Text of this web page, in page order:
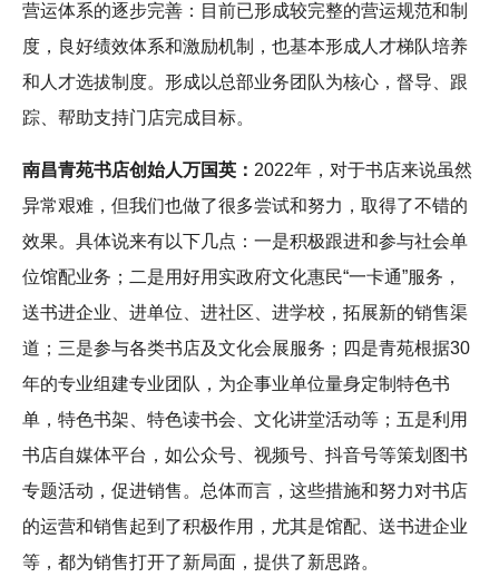
营运体系的逐步完善：目前已形成较完整的营运规范和制
度，良好绩效体系和激励机制，也基本形成人才梯队培养
和人才选拔制度。形成以总部业务团队为核心，督导、跟
踪、帮助支持门店完成目标。
南昌青苑书店创始人万国英： 2022年，对于书店来说虽然
异常艰难，但我们也做了很多尝试和努力，取得了不错的
效果。具体说来有以下几点：一是积极跟进和参与社会单
位馆配业务；二是用好用实政府文化惠民“一卡通”服务，
送书进企业、进单位、进社区、进学校，拓展新的销售渠
道；三是参与各类书店及文化会展服务；四是青苑根据30
年的专业组建专业团队，为企事业单位量身定制特色书
单，特色书架、特色读书会、文化讲堂活动等；五是利用
书店自媒体平台，如公众号、视频号、抖音号等策划图书
专题活动，促进销售。总体而言，这些措施和努力对书店
的运营和销售起到了积极作用，尤其是馆配、送书进企业
等，都为销售打开了新局面，提供了新思路。